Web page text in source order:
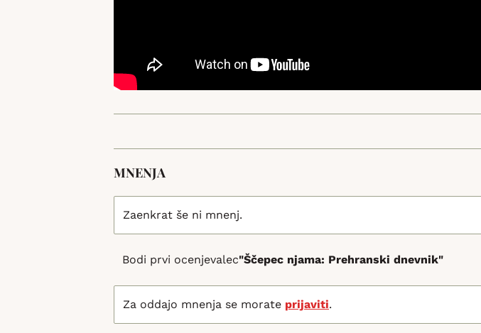
MNENJA
Zaenkrat še ni mnenj.
Bodi prvi ocenjevalec"Ščepec njama: Prehranski dnevnik"
Za oddajo mnenja se morate prijaviti.